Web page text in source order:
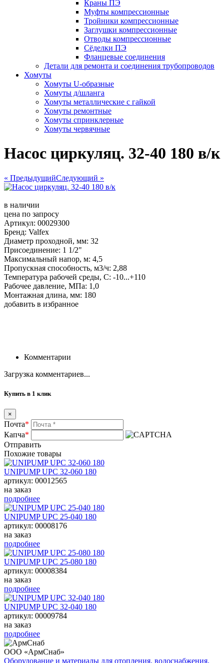
Краны ПЭ
Муфты компрессионные
Тройники компрессионные
Заглушки компрессионные
Отводы компрессионные
Сёделки ПЭ
Фланцевые соединения
Детали для ремонта и соединения трубопроводов
Хомуты
Хомуты U-образные
Хомуты д/шланга
Хомуты металлические с гайкой
Хомуты ремонтные
Хомуты спринклерные
Хомуты червячные
Насос циркуляц. 32-40 180 в/к
« ПредыдущийСледующий »
в наличии
цена по запросу
Артикул: 00029300
Бренд: Valfex
Диаметр проходной, мм: 32
Присоединение: 1 1/2"
Максимальный напор, м: 4,5
Пропускная способность, м3/ч: 2,88
Температура рабочей среды, С: -10...+110
Рабочее давление, МПа: 1,0
Монтажная длина, мм: 180
добавить в избранное
Комментарии
Загрузка комментариев...
Купить в 1 клик
×
Почта*
Капча*
Отправить
Похожие товары
UNIPUMP UPC 32-060 180
артикул: 00012565
на заказ
подробнее
UNIPUMP UPC 25-040 180
артикул: 00008176
на заказ
подробнее
UNIPUMP UPC 25-080 180
артикул: 00008384
на заказ
подробнее
UNIPUMP UPC 32-040 180
артикул: 00009784
на заказ
подробнее
ООО «АрмСнаб»
Оборудование и материалы для отопления, водоснабжения,